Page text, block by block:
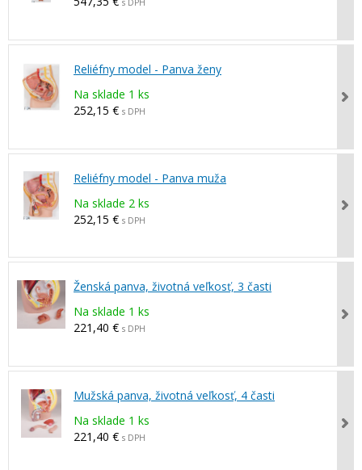
s DPH
Reliéfny model - Panva ženy
Na sklade 1 ks
252,15 € s DPH
Reliéfny model - Panva muža
Na sklade 2 ks
252,15 € s DPH
Ženská panva, životná veľkosť, 3 časti
Na sklade 1 ks
221,40 € s DPH
Mužská panva, životná veľkosť, 4 časti
Na sklade 1 ks
221,40 € s DPH